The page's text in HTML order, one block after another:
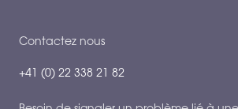
Contactez nous
+41 (0) 22 338 21 82